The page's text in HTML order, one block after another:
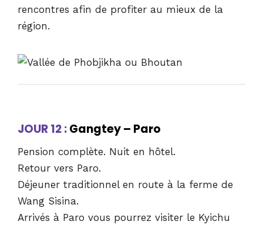
rencontres afin de profiter au mieux de la
région.
JOUR 12 :Gangtey – Paro
Pension complète. Nuit en hôtel.
Retour vers Paro.
Déjeuner traditionnel en route à la ferme de
Wang Sisina.
Arrivés à Paro vous pourrez visiter le Kyichu